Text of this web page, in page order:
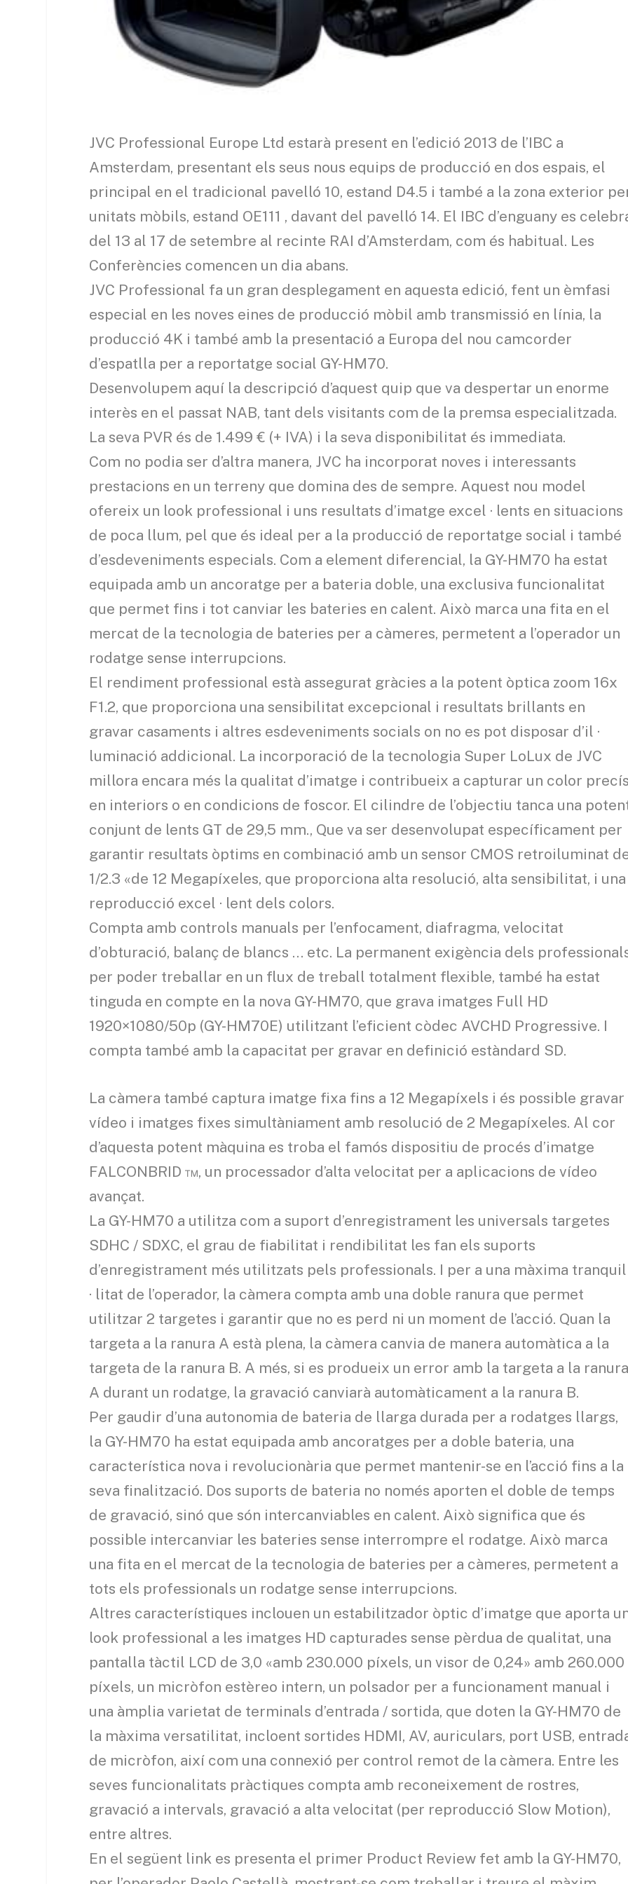
JVC Professional Europe Ltd estarà present en l’edició 2013 de l’IBC a
Amsterdam, presentant els seus nous equips de producció en dos espais, el
principal en el tradicional pavelló 10, estand D4.5 i també a la zona exterior
unitats mòbils, estand OE111 , davant del pavelló 14. El IBC d’enguany es
del 13 al 17 de setembre al recinte RAI d’Amsterdam, com és habitual. Les
Conferències comencen un dia abans.
JVC Professional fa un gran desplegament en aquesta edició, fent un èmfasi
especial en les noves eines de producció mòbil amb transmissió en línia, la
producció 4K i també amb la presentació a Europa del nou camcorder
d’espatlla per a reportatge social GY-HM70.
Desenvolupem aquí la descripció d’aquest quip que va despertar un enorme
interès en el passat NAB, tant dels visitants com de la premsa especialitzada.
La seva PVR és de 1.499 € (+ IVA) i la seva disponibilitat és immediata.
Com no podia ser d’altra manera, JVC ha incorporat noves i interessants
prestacions en un terreny que domina des de sempre. Aquest nou model
ofereix un look professional i uns resultats d’imatge excel · lents en situacions
de poca llum, pel que és ideal per a la producció de reportatge social i també
d’esdeveniments especials. Com a element diferencial, la GY-HM70 ha estat
equipada amb un ancoratge per a bateria doble, una exclusiva funcionalitat
que permet fins i tot canviar les bateries en calent. Això marca una fita en el
mercat de la tecnologia de bateries per a càmeres, permetent a l’operador un
rodatge sense interrupcions.
El rendiment professional està assegurat gràcies a la potent òptica zoom 16x
F1.2, que proporciona una sensibilitat excepcional i resultats brillants en
gravar casaments i altres esdeveniments socials on no es pot disposar d’il ·
luminació addicional. La incorporació de la tecnologia Super LoLux de JVC
millora encara més la qualitat d’imatge i contribueix a capturar un color
en interiors o en condicions de foscor. El cilindre de l’objectiu tanca una
conjunt de lents GT de 29,5 mm., Que va ser desenvolupat específicament per
garantir resultats òptims en combinació amb un sensor CMOS retroiluminat
1/2.3 «de 12 Megapíxeles, que proporciona alta resolució, alta sensibilitat, i una
reproducció excel · lent dels colors.
Compta amb controls manuals per l’enfocament, diafragma, velocitat
d’obturació, balanç de blancs … etc. La permanent exigència dels
per poder treballar en un flux de treball totalment flexible, també ha estat
tinguda en compte en la nova GY-HM70, que grava imatges Full HD
1920×1080/50p (GY-HM70E) utilitzant l’eficient còdec AVCHD Progressive. I
compta també amb la capacitat per gravar en definició estàndard SD.
La càmera també captura imatge fixa fins a 12 Megapíxels i és possible gravar
vídeo i imatges fixes simultàniament amb resolució de 2 Megapíxeles. Al cor
d’aquesta potent màquina es troba el famós dispositiu de procés d’imatge
FALCONBRID ™, un processador d’alta velocitat per a aplicacions de vídeo
avançat.
La GY-HM70 a utilitza com a suport d’enregistrament les universals targetes
SDHC / SDXC, el grau de fiabilitat i rendibilitat les fan els suports
d’enregistrament més utilitzats pels professionals. I per a una màxima tranquil
· litat de l’operador, la càmera compta amb una doble ranura que permet
utilitzar 2 targetes i garantir que no es perd ni un moment de l’acció. Quan la
targeta a la ranura A està plena, la càmera canvia de manera automàtica a la
targeta de la ranura B. A més, si es produeix un error amb la targeta a la
A durant un rodatge, la gravació canviarà automàticament a la ranura B.
Per gaudir d’una autonomia de bateria de llarga durada per a rodatges llargs,
la GY-HM70 ha estat equipada amb ancoratges per a doble bateria, una
característica nova i revolucionària que permet mantenir-se en l’acció fins a la
seva finalització. Dos suports de bateria no només aporten el doble de temps
de gravació, sinó que són intercanviables en calent. Això significa que és
possible intercanviar les bateries sense interrompre el rodatge. Això marca
una fita en el mercat de la tecnologia de bateries per a càmeres, permetent a
tots els professionals un rodatge sense interrupcions.
Altres característiques inclouen un estabilitzador òptic d’imatge que aporta
look professional a les imatges HD capturades sense pèrdua de qualitat, una
pantalla tàctil LCD de 3,0 «amb 230.000 píxels, un visor de 0,24» amb 260.000
píxels, un micròfon estèreo intern, un polsador per a funcionament manual i
una àmplia varietat de terminals d’entrada / sortida, que doten la GY-HM70 de
la màxima versatilitat, incloent sortides HDMI, AV, auriculars, port USB,
de micròfon, així com una connexió per control remot de la càmera. Entre les
seves funcionalitats pràctiques compta amb reconeixement de rostres,
gravació a intervals, gravació a alta velocitat (per reproducció Slow Motion),
entre altres.
En el següent link es presenta el primer Product Review fet amb la GY-HM70,